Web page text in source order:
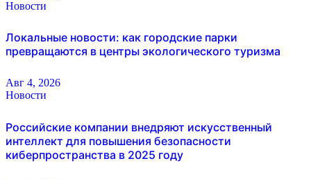
Новости
Локальные новости: как городские парки
превращаются в центры экологического туризма
Авг 4, 2026
Новости
Российские компании внедряют искусственный
интеллект для повышения безопасности
киберпространства в 2025 году